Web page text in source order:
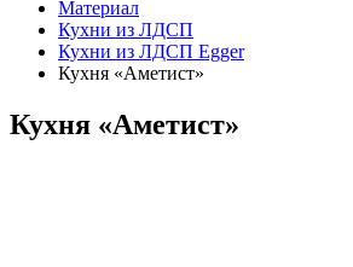
Материал
Кухни из ЛДСП
Кухни из ЛДСП Egger
Кухня «Аметист»
Кухня «Аметист»